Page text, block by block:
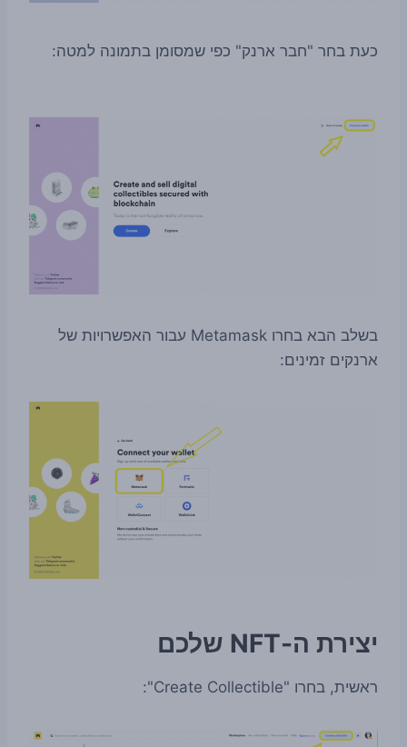
כעת בחר "חבר ארנק" כפי שמסומן בתמונה למטה:
בשלב הבא בחרו Metamask עבור האפשרויות של
ארנקים זמינים:
יצירת ה-NFT שלכם
ראשית, בחרו "Create Collectible":